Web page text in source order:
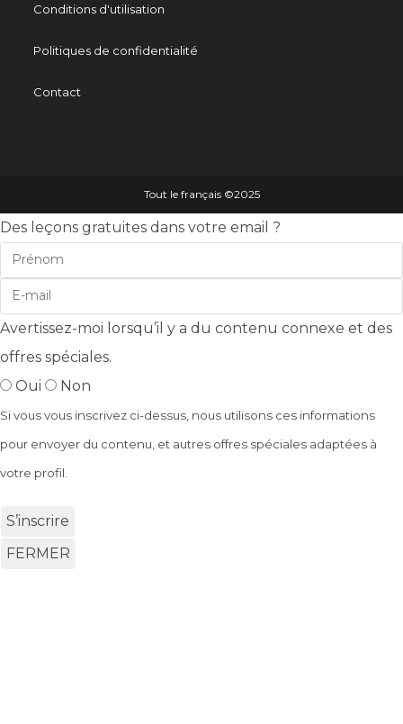
Conditions d'utilisation
Politiques de confidentialité
Contact
Tout le français ©️2025
Des leçons gratuites dans votre email ?
Avertissez-moi lorsqu’il y a du contenu connexe et des
offres spéciales.
Oui
Non
Si vous vous inscrivez ci-dessus, nous utilisons ces informations
pour envoyer du contenu, et autres offres spéciales adaptées à
votre profil.
S’inscrire
FERMER